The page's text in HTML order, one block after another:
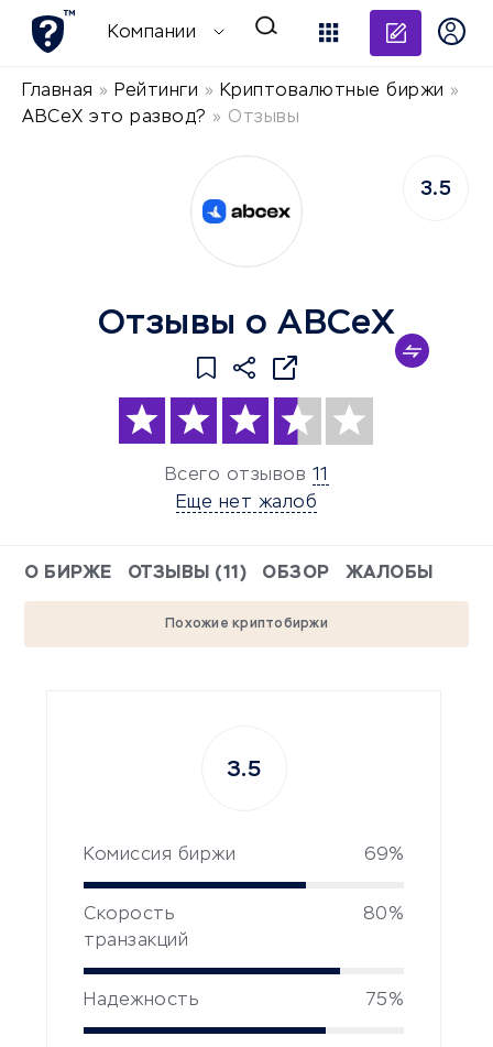
Компании
Главная » Рейтинги » Криптовалютные биржи »
ABCeX это развод? » Отзывы
Отзывы о ABCeX
Всего отзывов 11
Еще нет жалоб
3.5
О БИРЖЕ ОТЗЫВЫ (11) ОБЗОР ЖАЛОБЫ
Похожие криптобиржи
Комиссия биржи 69%
Скорость
транзакций
80%
Надежность 75%
3.5